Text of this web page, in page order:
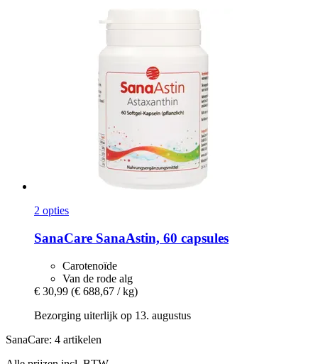
2 opties
SanaCare SanaAstin, 60 capsules
Carotenoïde
Van de rode alg
€ 30,99 (€ 688,67 / kg)
Bezorging uiterlijk op 13. augustus
SanaCare: 4 artikelen